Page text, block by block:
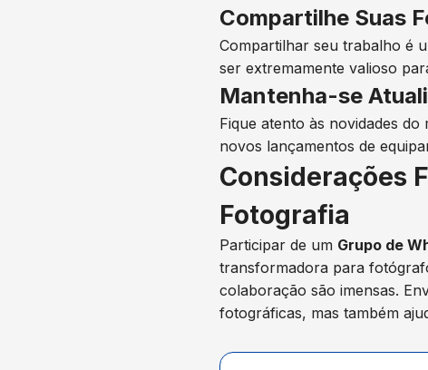
Compartilhe Suas
Compartilhar seu trabalho é
ser extremamente valioso
Mantenha-se
Fique atento às novidades
novos lançamentos de
Considerações
Fotografia
Participar de um Grupo de
transformadora para
colaboração são imensas.
fotográficas, mas também